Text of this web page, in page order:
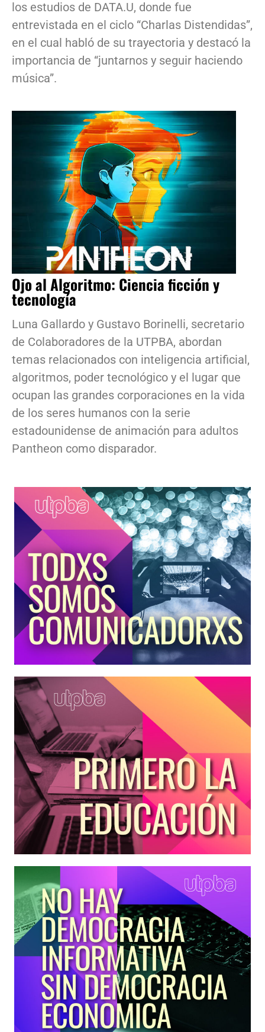
los estudios de DATA.U, donde fue
entrevistada en el ciclo “Charlas Distendidas”,
en el cual habló de su trayectoria y destacó la
importancia de “juntarnos y seguir haciendo
música”.
Ojo al Algoritmo: Ciencia ficción y
tecnología
Luna Gallardo y Gustavo Borinelli, secretario
de Colaboradores de la UTPBA, abordan
temas relacionados con inteligencia artificial,
algoritmos, poder tecnológico y el lugar que
ocupan las grandes corporaciones en la vida
de los seres humanos con la serie
estadounidense de animación para adultos
Pantheon como disparador.